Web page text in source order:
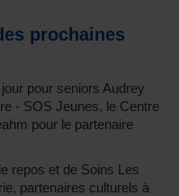
prochaines
pour seniors Audrey
- SOS Jeunes, le Centre
pour le partenaire
repos et de Soins Les
partenaires culturels à